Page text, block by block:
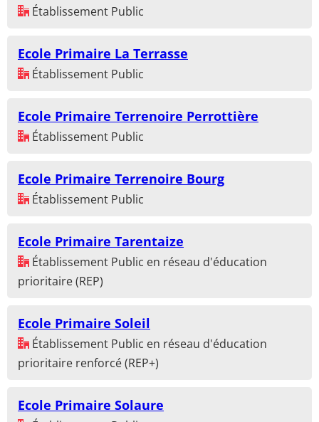
Établissement Public
Ecole Primaire La Terrasse
Établissement Public
Ecole Primaire Terrenoire Perrottière
Établissement Public
Ecole Primaire Terrenoire Bourg
Établissement Public
Ecole Primaire Tarentaize
Établissement Public en réseau d'éducation
prioritaire (REP)
Ecole Primaire Soleil
Établissement Public en réseau d'éducation
prioritaire renforcé (REP+)
Ecole Primaire Solaure